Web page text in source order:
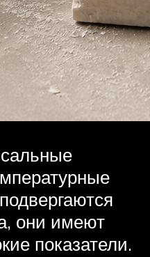
они имеют
показатели.